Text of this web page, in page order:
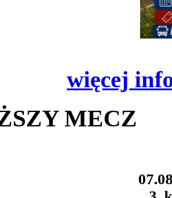
więcej
MECZ